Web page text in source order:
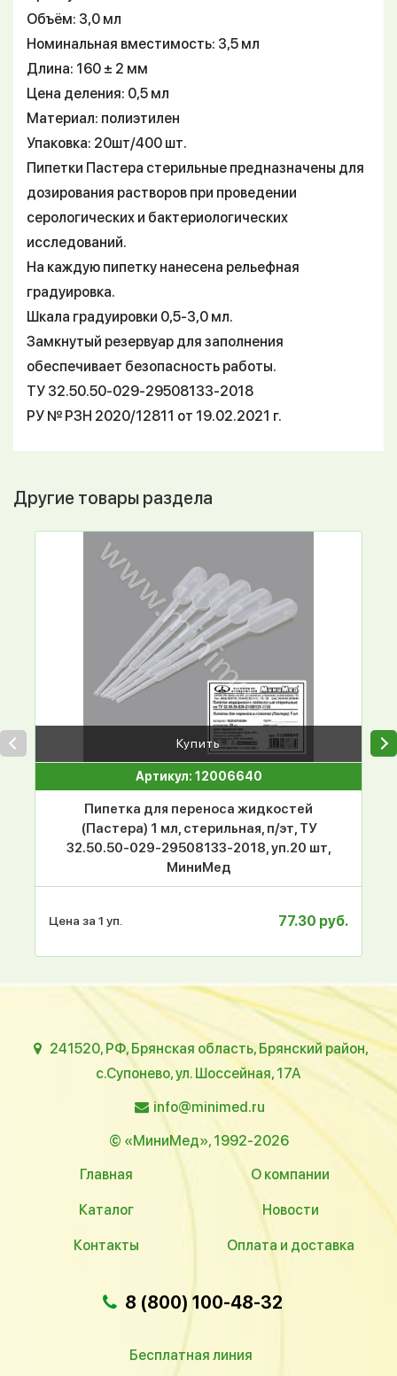
Объём: 3,0 мл
Номинальная вместимость: 3,5 мл
Длина: 160 ± 2 мм
Цена деления: 0,5 мл
Материал: полиэтилен
Упаковка: 20шт/400 шт.
Пипетки Пастера стерильные предназначены для
дозирования растворов при проведении
серологических и бактериологических
исследований.
На каждую пипетку нанесена рельефная
градуировка.
Шкала градуировки 0,5-3,0 мл.
Замкнутый резервуар для заполнения
обеспечивает безопасность работы.
ТУ 32.50.50-029-29508133-2018
РУ № РЗН 2020/12811 от 19.02.2021 г.
Другие товары раздела
Купить
Артикул: 12006640
Пипетка для переноса жидкостей
(Пастера) 1 мл, стерильная, п/эт, ТУ
32.50.50-029-29508133-2018, уп.20 шт,
МиниМед
Цена за 1 уп. 77.30 руб.
241520, РФ, Брянская область, Брянский район,
с.Супонево, ул. Шоссейная, 17А
info@minimed.ru
© «МиниМед», 1992-2026
Главная
О компании
Каталог Новости
Контакты Оплата и доставка
8 (800) 100-48-32
Бесплатная линия